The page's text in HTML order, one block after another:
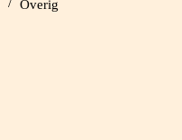
Overig